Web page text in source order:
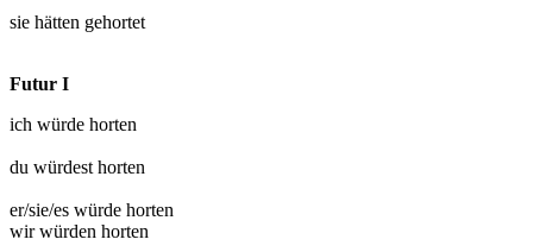
sie hätten gehortet
Futur I
ich würde horten
du würdesthorten
er/sie/es würde horten
wir würden horten